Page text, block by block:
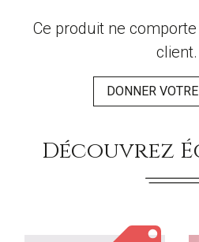
Ce produit ne comporte
client.
DONNER
Découvrez